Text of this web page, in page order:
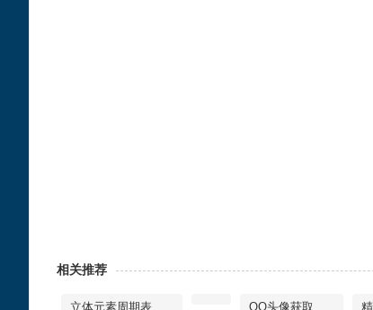
相关推荐
立体元素周期表 QQ头像获取